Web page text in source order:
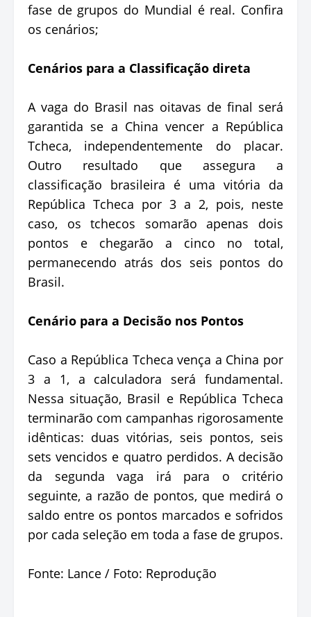
fase de grupos do Mundial é real. Confira
os cenários;
Cenários para a Classificação direta
A vaga do Brasil nas oitavas de final será
garantida se a China vencer a República
Tcheca, independentemente do placar.
Outro resultado que assegura a
classificação brasileira é uma vitória da
República Tcheca por 3 a 2, pois, neste
caso, os tchecos somarão apenas dois
pontos e chegarão a cinco no total,
permanecendo atrás dos seis pontos do
Brasil.
Cenário para a Decisão nos Pontos
Caso a República Tcheca vença a China por
3 a 1, a calculadora será fundamental.
Nessa situação, Brasil e República Tcheca
terminarão com campanhas rigorosamente
idênticas: duas vitórias, seis pontos, seis
sets vencidos e quatro perdidos. A decisão
da segunda vaga irá para o critério
seguinte, a razão de pontos, que medirá o
saldo entre os pontos marcados e sofridos
por cada seleção em toda a fase de grupos.
Fonte: Lance / Foto: Reprodução